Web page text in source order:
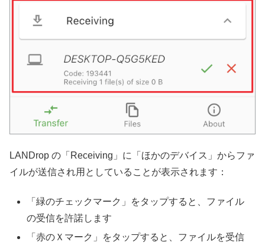
LANDrop の「Receiving」に「ほかのデバイス」からファ
イルが送信され用としていることが表示されます：
「緑のチェックマーク」をタップすると、ファイル
の受信を許諾します
「赤のＸマーク」をタップすると、ファイルを受信